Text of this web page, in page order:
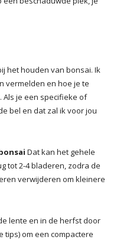
het houden van bonsai. Ik
vermelden en hoe je te
Als je een specifieke of
bel en dat zal ik voor jou
Dat kan het gehele
tot 2-4 bladeren, zodra de
verwijderen om kleinere
lente en in de herfst door
tips) om een compactere